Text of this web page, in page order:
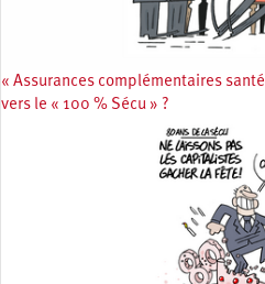
« Assurances complémentaires
vers le « 100 % Sécu » ?